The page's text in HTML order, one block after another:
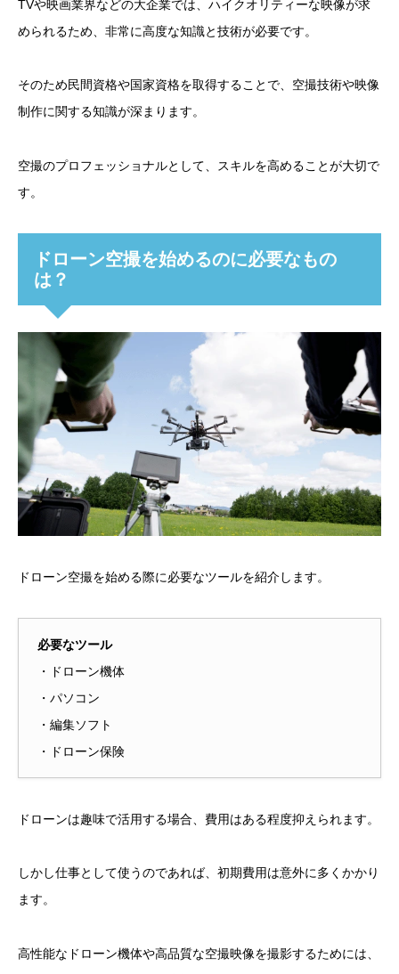
TVや映画業界などの大企業では、ハイクオリティーな映像が求
められるため、非常に高度な知識と技術が必要です。
そのため民間資格や国家資格を取得することで、空撮技術や映像
制作に関する知識が深まります。
空撮のプロフェッショナルとして、スキルを高めることが大切で
す。
ドローン空撮を始めるのに必要なもの
は？
ドローン空撮を始める際に必要なツールを紹介します。
必要なツール
・ドローン機体
・パソコン
・編集ソフト
・ドローン保険
ドローンは趣味で活用する場合、費用はある程度抑えられます。
しかし仕事として使うのであれば、初期費用は意外に多くかかり
ます。
高性能なドローン機体や高品質な空撮映像を撮影するためには、